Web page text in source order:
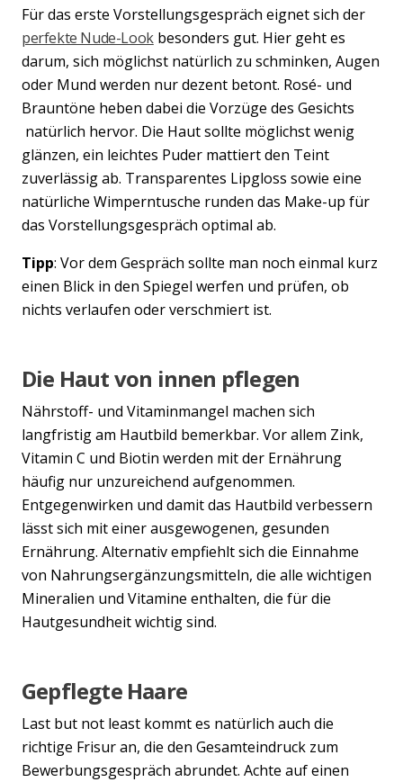
Für das erste Vorstellungsgespräch eignet sich der
perfekte Nude-Lookbesonders gut. Hier geht es
darum, sich möglichst natürlich zu schminken, Augen
oder Mund werden nur dezent betont. Rosé- und
Brauntöne heben dabei die Vorzüge des Gesichts
natürlich hervor. Die Haut sollte möglichst wenig
glänzen, ein leichtes Puder mattiert den Teint
zuverlässig ab. Transparentes Lipgloss sowie eine
natürliche Wimperntusche runden das Make-up für
das Vorstellungsgespräch optimal ab.
Tipp: Vor dem Gespräch sollte man noch einmal kurz
einen Blick in den Spiegel werfen und prüfen, ob
nichts verlaufen oder verschmiert ist.
Die Haut von innen pflegen
Nährstoff- und Vitaminmangel machen sich
langfristig am Hautbild bemerkbar. Vor allem Zink,
Vitamin C und Biotin werden mit der Ernährung
häufig nur unzureichend aufgenommen.
Entgegenwirken und damit das Hautbild verbessern
lässt sich mit einer ausgewogenen, gesunden
Ernährung. Alternativ empfiehlt sich die Einnahme
von Nahrungsergänzungsmitteln, die alle wichtigen
Mineralien und Vitamine enthalten, die für die
Hautgesundheit wichtig sind.
Gepflegte Haare
Last but not least kommt es natürlich auch die
richtige Frisur an, die den Gesamteindruck zum
Bewerbungsgespräch abrundet. Achte auf einen